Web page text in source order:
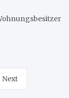
Next